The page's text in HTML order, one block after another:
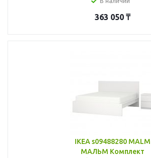
363 050 ₸
IKEA s09488280 MALM
МАЛЬМ Комплект